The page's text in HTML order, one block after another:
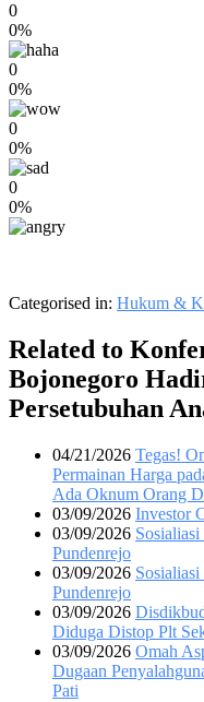
0
0%
0
0%
0
0%
0
0%
Categorised in: Hukum &
Related to
Bojonegoro
Persetubuhan
04/21/2026 Tegas!
Permainan Harga
Ada Oknum Orang
03/09/2026 Investor
03/09/2026
Pundenrejo
03/09/2026
Pundenrejo
03/09/2026
Diduga Distop Plt
03/09/2026 Omah
Dugaan
Pati